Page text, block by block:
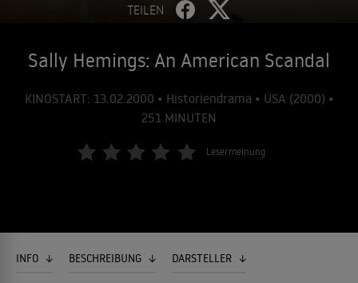
TEILEN
Sally Hemings: An American Scandal
KINOSTART: 13.02.2000 • Historiendrama • USA (2000) •
251 MINUTEN
Lesermeinung
INFO BESCHREIBUNG DARSTELLER